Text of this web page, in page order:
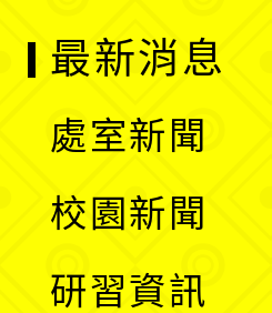
最新消息
處室新聞
校園新聞
研習資訊